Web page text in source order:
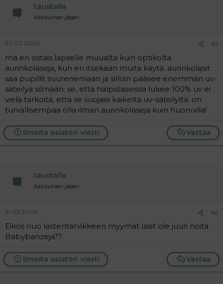
taustalla
Aktiivinen jäsen
30.03.2006 #5
mä en ostais lapselle muualta kuin optikolta
aurinkolaseja, kun en itsekään muita käytä. aurinkolasit
saa pupillit suurenemaan ja silloin pääsee enemmän uv-
säteilyä silmään. se, että halpislaseissa lukee 100% uv ei
vielä tarkoita, että se suojaisi kaikelta uv-säteilyltä. on
turvallisempaa olla ilman aurinkolaseja kuin huonoilla!
Vastaa
Ilmoita asiaton viesti
taustalla
Aktiivinen jäsen
31.03.2006 #6
Eikös nuo lastentarvikkeen myymät lasit ole juuri noita
Babybanzeja??
Vastaa
Ilmoita asiaton viesti